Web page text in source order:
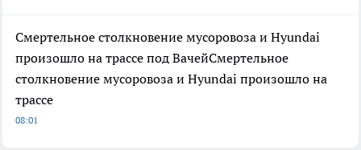
Смертельное столкновение мусоровоза и Hyundai
произошло на трассе под ВачейСмертельное
столкновение мусоровоза и Hyundai произошло на
трассе
08:01